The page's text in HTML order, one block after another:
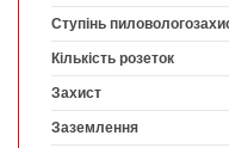
Ступінь
Кількість розеток
Захист
Заземлення